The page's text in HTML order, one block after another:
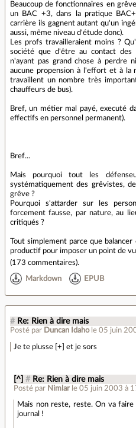
Beaucoup de fonctionnaires en
un BAC +3, dans la pratique
carrière ils gagnent autant qu'un
aussi, même niveau d'étude donc).
Les profs travailleraient moins ?
société que d'être au contact des
n'ayant pas grand chose à perdre
aucune propension à l'effort et à la
travaillent un nombre très
chauffeurs de bus).
Bref, un métier mal payé, executé
effectifs en personnel permanent).
Bref...
Mais pourquoi tout les
systématiquement des grêvistes,
grêve ?
Pourquoi s'attarder sur les
forcement fausse, par nature, au
critiqués ?
Tout simplement parce que
productif pour imposer un point de
(173 commentaires).
Markdown EPUB
# Re: Rien à dire mais
Posté par Duncan Idaho le 05 juin
Je te plusse [+] et je sors
[^] # Re: Rien à dire mais
Posté par Nimlar le 05 juin 2003 à
Mais non reste, reste. On va
journal !